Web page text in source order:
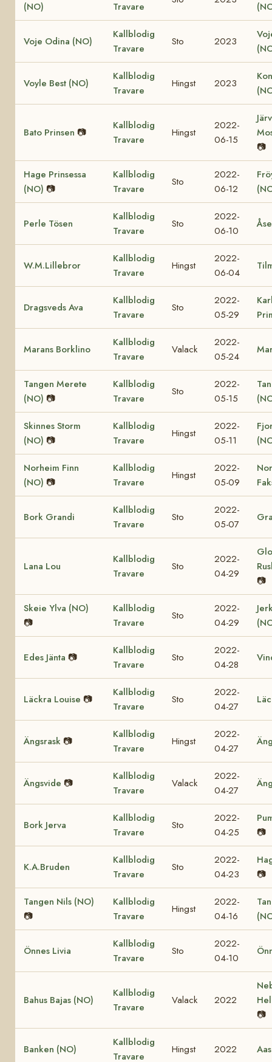
(NO)
Travare
Voje Odina (NO)
Kallblodig
Travare
Sto 2023
Voyle Best (NO)
Kallblodig
Travare
Hingst 2023
Bato Prinsen 📷
Kallblodig
Travare
Hingst
2022-
06-15
📷
Hage Prinsessa
(NO) 📷
Kallblodig
Travare
Sto
2022-
06-12
Perle Tösen
Kallblodig
Travare
Sto
2022-
06-10
Åse
W.M.Lillebror
Kallblodig
Travare
Hingst
2022-
06-04
Dragsveds Ava
Kallblodig
Travare
Sto
2022-
05-29
Marans Borklino
Kallblodig
Travare
Valack
2022-
05-24
Tangen Merete
(NO) 📷
Kallblodig
Travare
Sto
2022-
05-15
Skinnes Storm
(NO) 📷
Kallblodig
Travare
Hingst
2022-
05-11
Norheim Finn
(NO) 📷
Kallblodig
Travare
Hingst
2022-
05-09
Bork Grandi
Kallblodig
Travare
Sto
2022-
05-07
Lana Lou
Kallblodig
Travare
Sto
2022-
04-29
📷
Skeie Ylva (NO)
📷
Kallblodig
Travare
Sto
2022-
04-29
Edes Jänta 📷
Kallblodig
Travare
Sto
2022-
04-28
Läckra Louise 📷
Kallblodig
Travare
Sto
2022-
04-27
Ängsrask 📷
Kallblodig
Travare
Hingst
2022-
04-27
Ängsvide 📷
Kallblodig
Travare
Valack
2022-
04-27
Bork Jerva
Kallblodig
Travare
Sto
2022-
04-25
📷
K.A.Bruden
Kallblodig
Travare
Sto
2022-
04-23
📷
Tangen Nils (NO)
📷
Kallblodig
Travare
Hingst
2022-
04-16
Önnes Livia
Kallblodig
Travare
Sto
2022-
04-10
Bahus Bajas (NO)
Kallblodig
Travare
Valack 2022
📷
Banken (NO)
Kallblodig
Travare
Hingst 2022